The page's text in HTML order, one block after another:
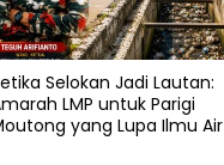
Selokan Jadi Lautan:
LMP untuk Parigi
yang Lupa Ilmu Air